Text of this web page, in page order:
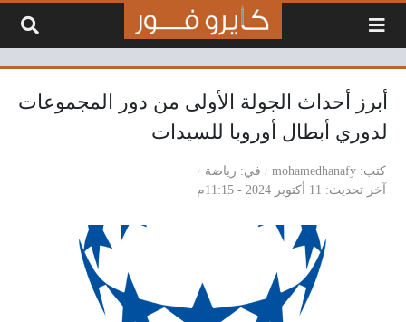
أبرز أحداث الجولة الأولى من دور المجموعات
لدوري أبطال أوروبا للسيدات
كتب mohamedhanafy في
رياضة
آخر تحديث
11 أكتوبر 2024 - 11:15م